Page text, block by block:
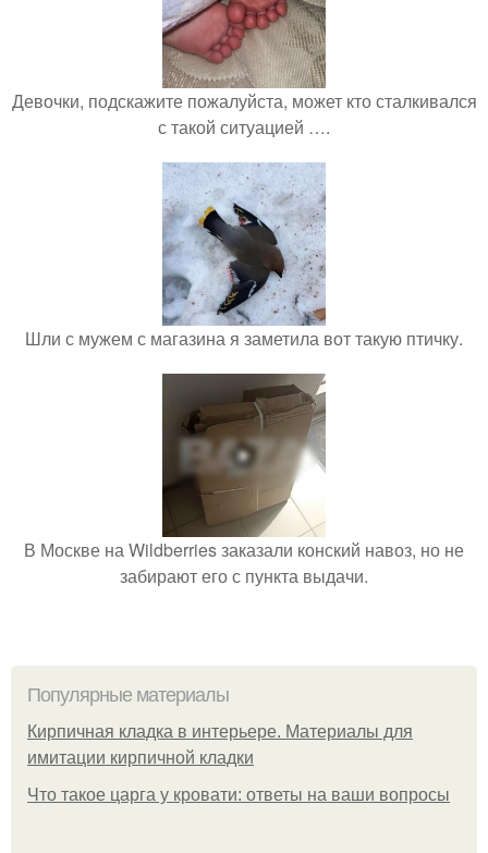
Девочки, подскажите пожалуйста, может кто сталкивался
с такой ситуацией ….
Шли с мужем с магазина я заметила вот такую птичку.
В Москве на Wildberries заказали конский навоз, но не
забирают его с пункта выдачи.
Популярные материалы
Кирпичная кладка в интерьере. Материалы для
имитации кирпичной кладки
Что такое царга у кровати: ответы на ваши вопросы